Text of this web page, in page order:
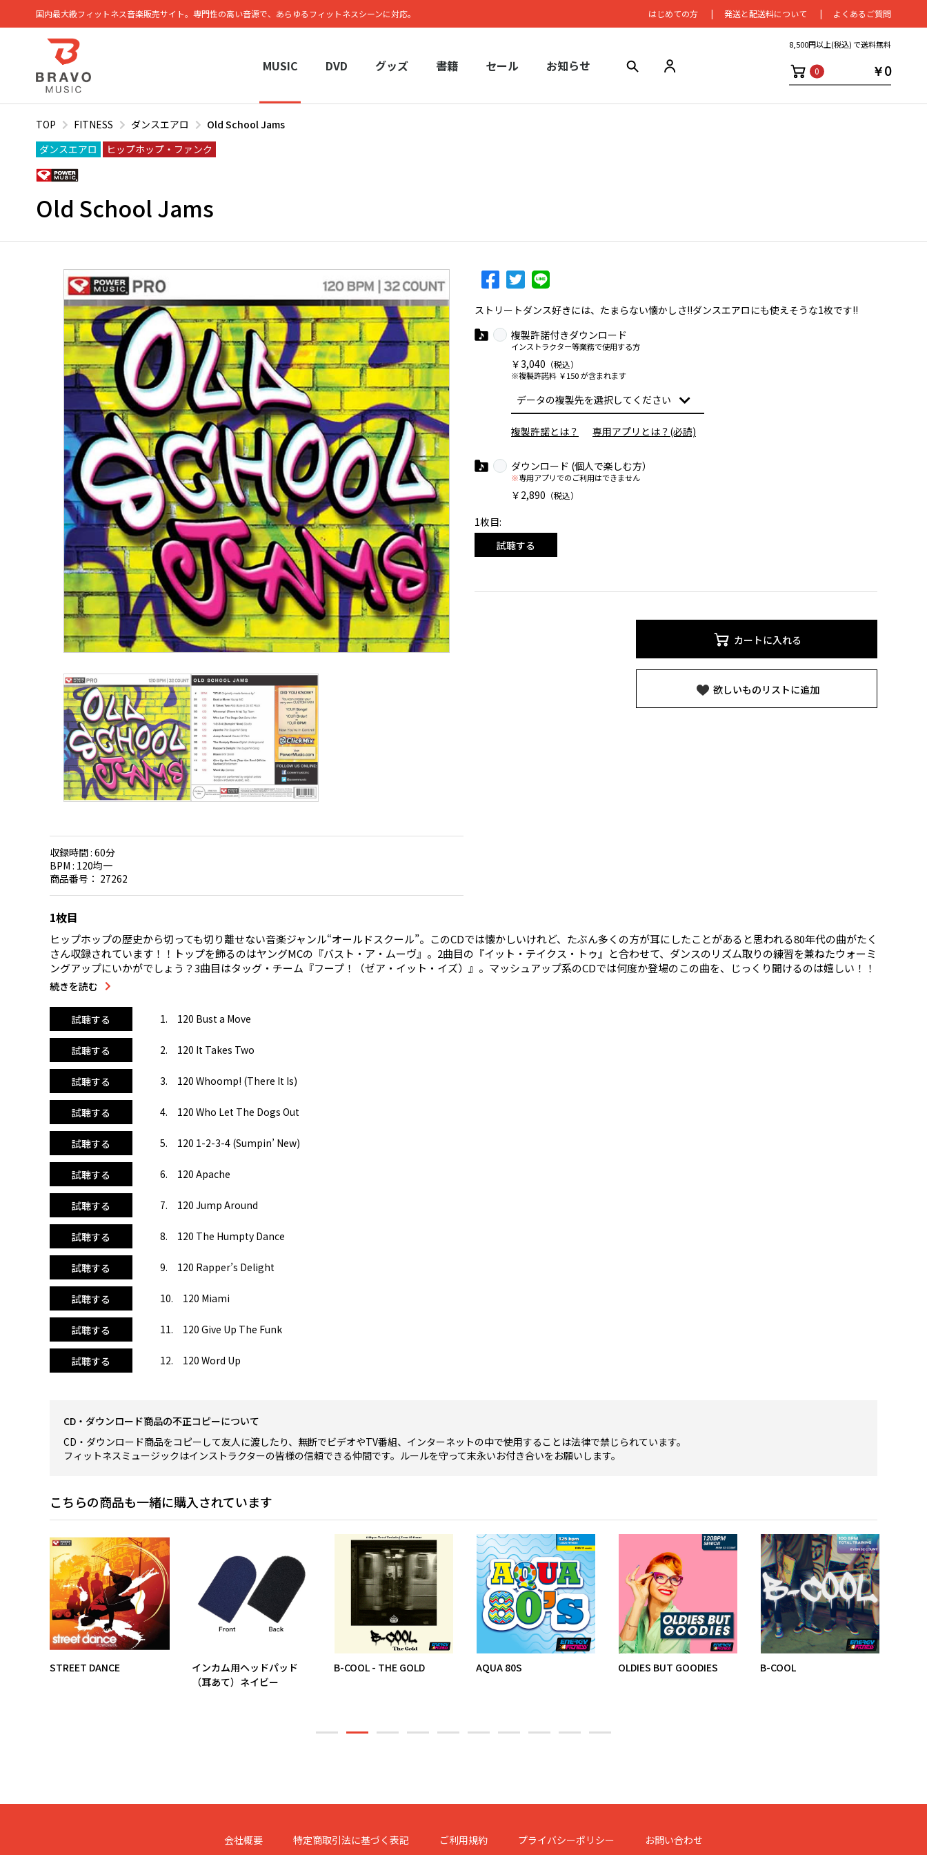
国内最大級フィットネス⾳楽販売サイト。専⾨性の⾼い⾳源で、あらゆるフィットネスシーンに対応。 はじめての⽅ 発送と配送料について よくあるご質問
MUSIC DVD グッズ 書籍 セール お知らせ
8,500円以上(税込) で送料無料
0 ￥0
TOP FITNESS ダンスエアロ
Old School Jams
ダンスエアロ
ヒップホップ・ファンク
Old School Jams
収録時間 : 60分
BPM : 120均一
商品番号： 27262
ストリートダンス好きには、たまらない懐かしさ!!ダンスエアロにも使えそうな1枚です!!
複製許諾付きダウンロード
インストラクター等業務で使用する方
￥3,040 （税込）
※複製許諾料 ￥150 が含まれます
複製許諾とは？ 専用アプリとは？(必読)
ダウンロード (個人で楽しむ方）
※専用アプリでのご利用はできません
￥2,890 （税込）
1枚目:
試聴する
カートに入れる
欲しいものリストに追加
1枚目
ヒップホップの歴史から切っても切り離せない音楽ジャンル“オールドスクール”。このCDでは懐かしいけれど、たぶん多くの方が耳にしたことがあると思われる80年代の曲がたく
さん収録されています！！トップを飾るのはヤングMCの『バスト・ア・ムーヴ』。2曲目の『イット・テイクス・トゥ』と合わせて、ダンスのリズム取りの練習を兼ねたウォーミ
ングアップにいかがでしょう？3曲目はタッグ・チーム『フープ！（ゼア・イット・イズ）』。マッシュアップ系のCDでは何度か登場のこの曲を、じっくり聞けるのは嬉しい！！
日本のCMでも使われたことのある『フー・レット・ザ・ドッグス・アウト』は、バハ・メンのカリビアンファンク。『1, 2, 3, 4（サンピン・ニュー）』のクーリオは、90年代に
曲もカッコよく、ピッチ調整でストリートダンス系のクラスから、ダンスエアロまで幅広く使えます！！
続きを読む
試聴する 1. 120 Bust a Move
試聴する 2. 120 It Takes Two
試聴する 3. 120 Whoomp! (There It Is)
試聴する 4. 120 Who Let The Dogs Out
試聴する 5. 120 1-2-3-4 (Sumpin’ New)
試聴する 6. 120 Apache
試聴する 7. 120 Jump Around
試聴する 8. 120 The Humpty Dance
試聴する 9. 120 Rapper’s Delight
試聴する 10. 120 Miami
試聴する 11. 120 Give Up The Funk
試聴する 12. 120 Word Up
CD・ダウンロード商品の不正コピーについて
CD・ダウンロード商品をコピーして友人に渡したり、無断でビデオやTV番組、インターネットの中で使用することは法律で禁じられています。
フィットネスミュージックはインストラクターの皆様の信頼できる仲間です。ルールを守って末永いお付き合いをお願いします。
こちらの商品も一緒に購入されています
STREET DANCE
インカム用ヘッドパッド
（耳あて）ネイビー
B-COOL - THE GOLD AQUA 80S OLDIES BUT GOODIES B-COOL
会社概要 特定商取引法に基づく表記 ご利用規約 プライバシーポリシー お問い合わせ